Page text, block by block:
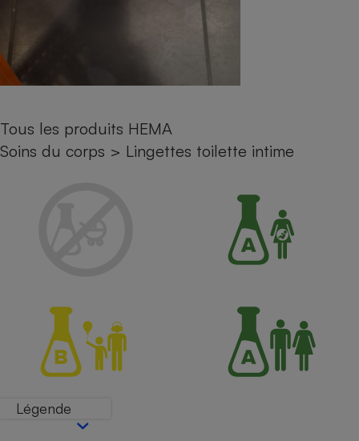
Tous les produits HEMA
Soins du corps > Lingettes toilette intime
Légende
Petit électroménager -
Lave-linge
Téléviseur
Téléphone mobile -
Smartphone
Matelas
Radiateur électrique
Antimoustique